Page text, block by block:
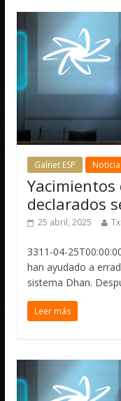
Galnet ESP
Yacimientos
declarados
25 abril, 2025
3311-04-
han ayudado a
sistema Dhan.
Leer más